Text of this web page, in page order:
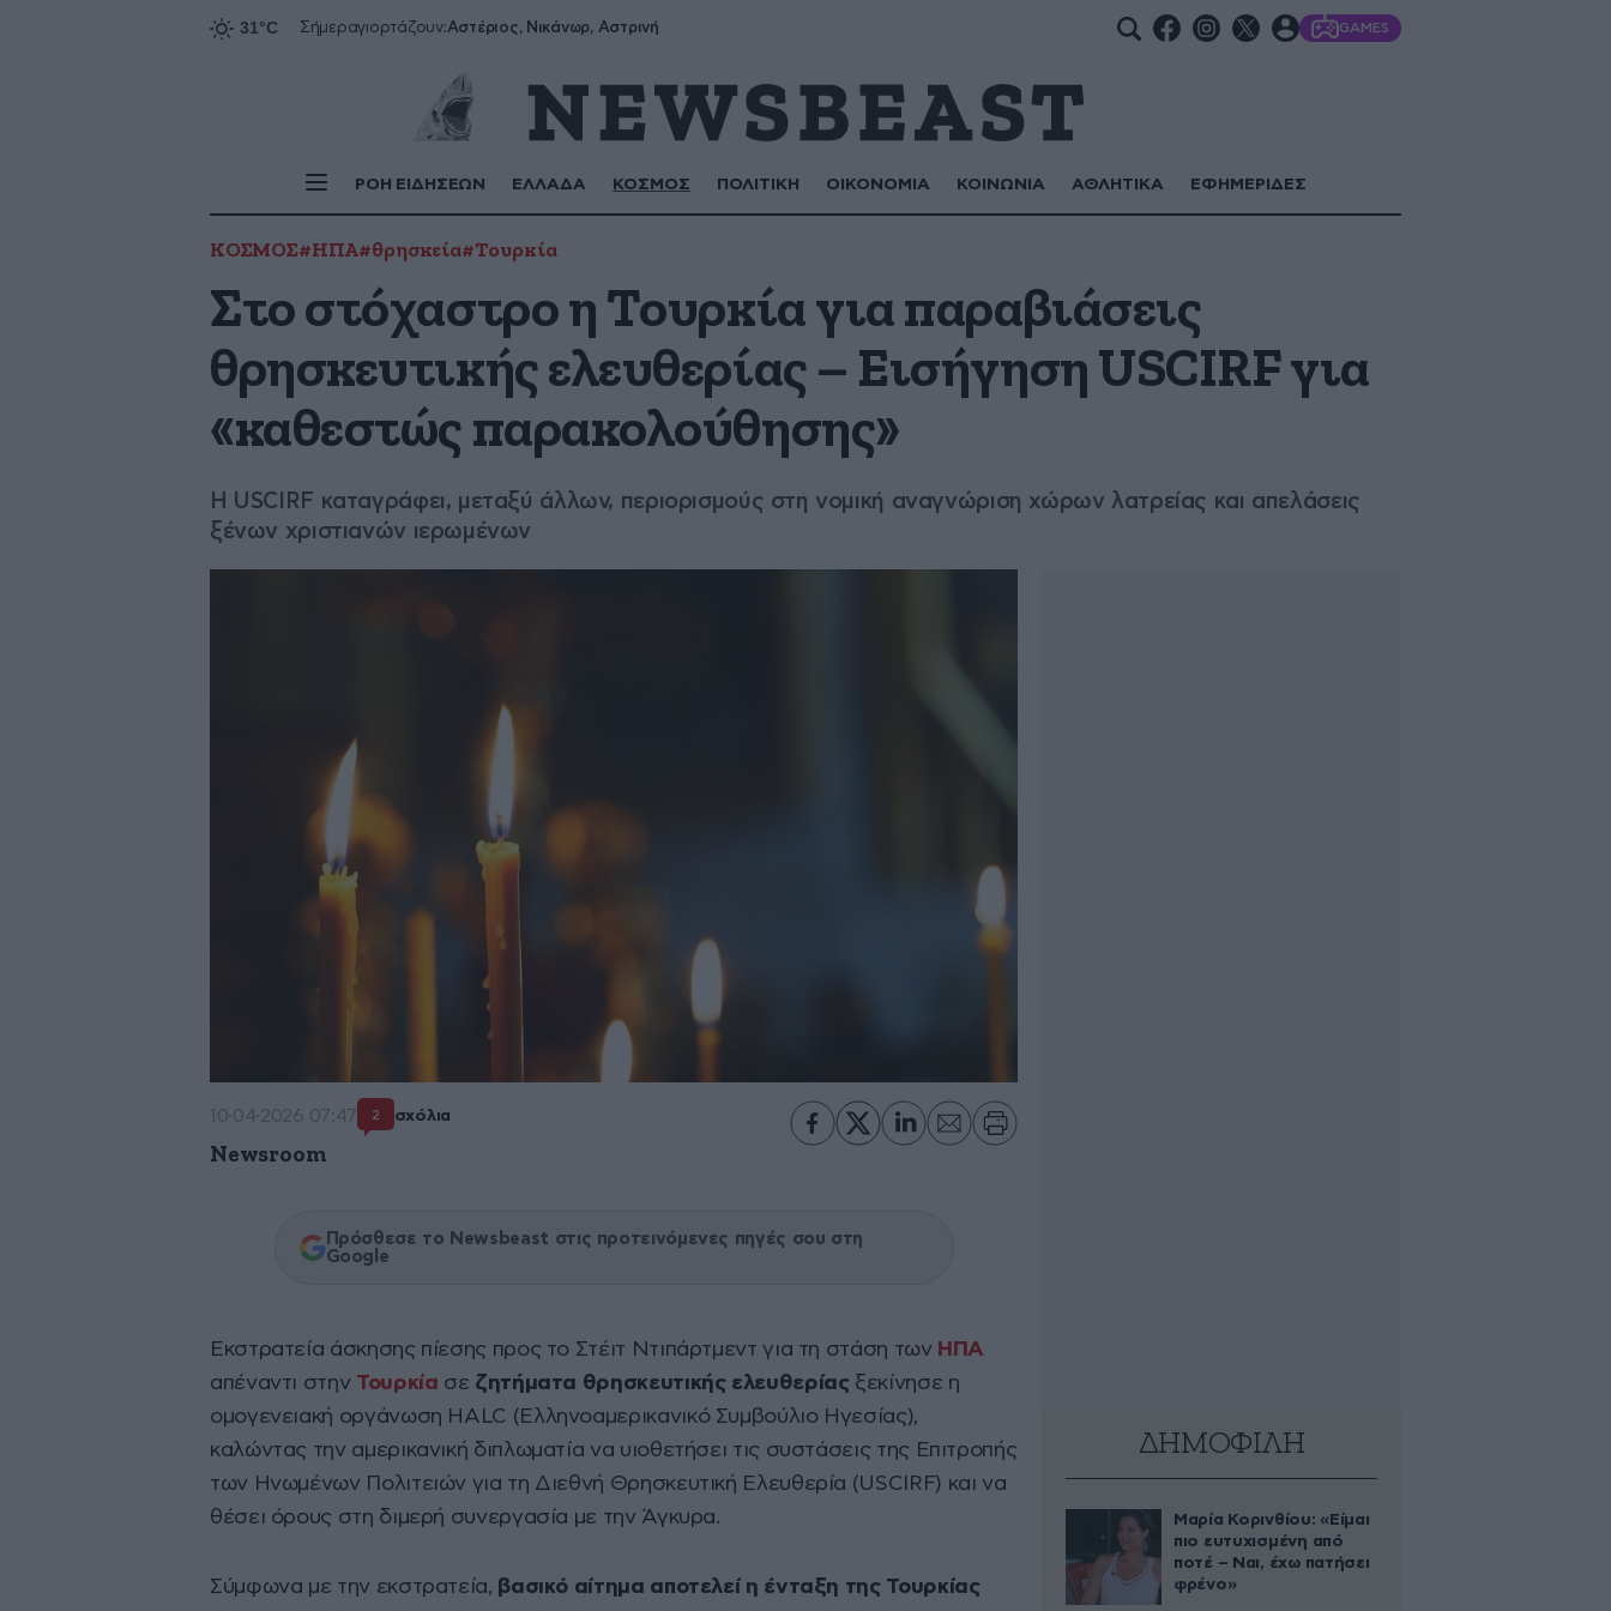
Σήμεραγιορτάζουν:Αστέριος, Νικάνωρ, Αστρινή GAMES
ΡΟΗ ΕΙΔΗΣΕΩΝ ΕΛΛΑΔΑ ΚΟΣΜΟΣ ΠΟΛΙΤΙΚΗ ΟΙΚΟΝΟΜΙΑ ΚΟΙΝΩΝΙΑ ΑΘΛΗΤΙΚΑ ΕΦΗΜΕΡΙΔΕΣ
ΚΟΣΜΟΣ#ΗΠΑ#θρησκεία#Τουρκία
Στο στόχαστρο η Τουρκία για παραβιάσεις
θρησκευτικής ελευθερίας – Εισήγηση USCIRF για
«καθεστώς παρακολούθησης»
Η USCIRF καταγράφει, μεταξύ άλλων, περιορισμούς στη νομική αναγνώριση χώρων λατρείας και απελάσεις
ξένων χριστιανών ιερωμένων
10·04·2026 07:47 2 σχόλια
Newsroom
Πρόσθεσε το Newsbeast στις προτεινόμενες πηγές σου στη
Google
Εκστρατεία άσκησης πίεσης προς το Στέιτ Ντιπάρτμεντ για τη στάση των ΗΠΑ
απέναντι στην Τουρκία σε ζητήματα θρησκευτικής ελευθερίας ξεκίνησε η
ομογενειακή οργάνωση HALC (Ελληνοαμερικανικό Συμβούλιο Ηγεσίας),
καλώντας την αμερικανική διπλωματία να υιοθετήσει τις συστάσεις της Επιτροπής
των Ηνωμένων Πολιτειών για τη Διεθνή Θρησκευτική Ελευθερία (USCIRF) και να
θέσει όρους στη διμερή συνεργασία με την Άγκυρα.
Σύμφωνα με την εκστρατεία, βασικό αίτημα αποτελεί η ένταξη της Τουρκίας
ΔΗΜΟΦΙΛΗ
Μαρία Κορινθίου: «Είμαι
πιο ευτυχισμένη από
ποτέ – Ναι, έχω πατήσει
φρένο»